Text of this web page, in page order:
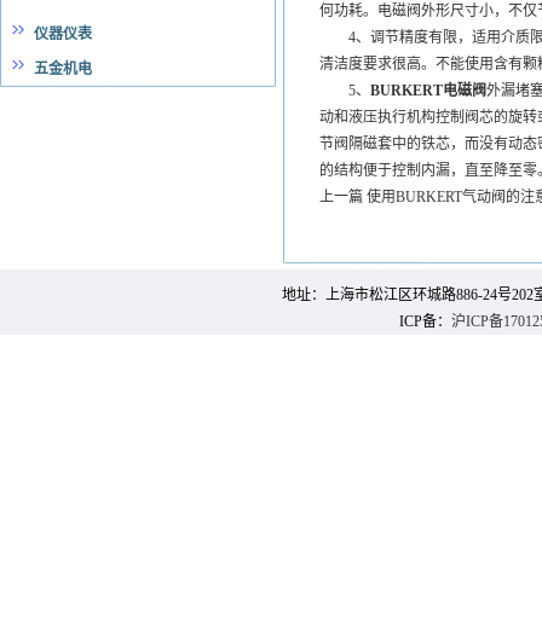
何功耗。电磁阀外形尺寸小，不
4、调节精度有限，适用介质限
清洁度要求很高。不能使用含有
5、 BURKERT电磁阀外漏堵
动和液压执行机构控制阀芯的旋
节阀隔磁套中的铁芯，而没有动
的结构便于控制内漏，直至降至
上一篇 使用BURKERT气动阀的注
仪器仪表
五金机电
地址：上海市松江区环城路886-24号202
ICP备： 沪ICP备